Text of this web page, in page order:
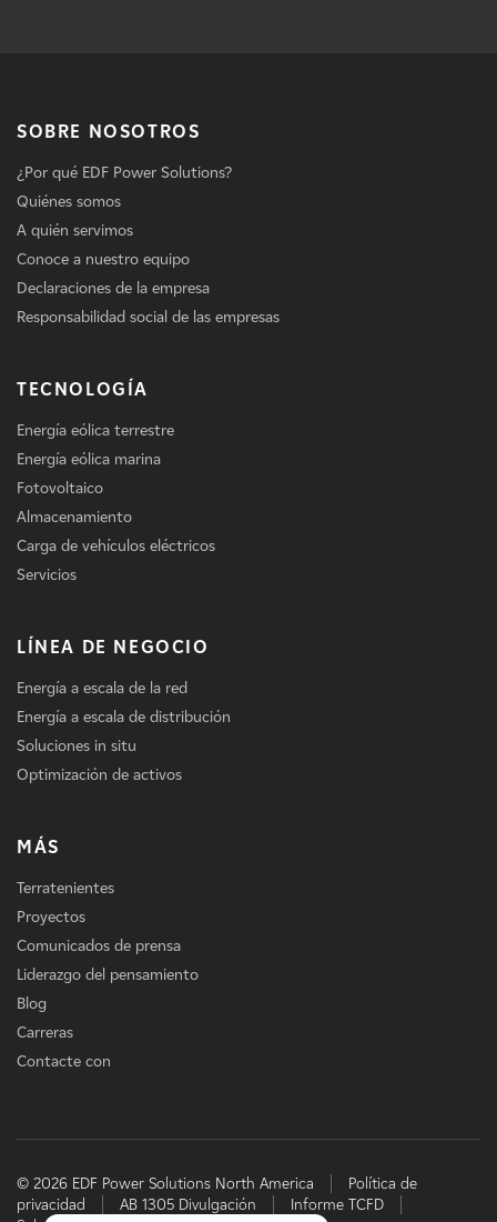
SOBRE NOSOTROS
¿Por qué EDF Power Solutions?
Quiénes somos
A quién servimos
Conoce a nuestro equipo
Declaraciones de la empresa
Responsabilidad social de las empresas
TECNOLOGÍA
Energía eólica terrestre
Energía eólica marina
Fotovoltaico
Almacenamiento
Carga de vehículos eléctricos
Servicios
LÍNEA DE NEGOCIO
Energía a escala de la red
Energía a escala de distribución
Soluciones in situ
Optimización de activos
MÁS
Terratenientes
Proyectos
Comunicados de prensa
Liderazgo del pensamiento
Blog
Carreras
Contacte con
© 2026 EDF Power Solutions North America
Política de
privacidad
AB 1305 Divulgación
Informe TCFD